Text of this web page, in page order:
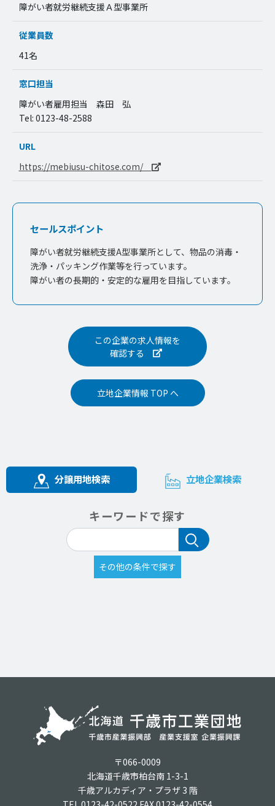
障がい者就労継続支援Ａ型事業所
従業員数
41名
窓口担当
障がい者雇用担当 森田 弘
Tel: 0123-48-2588
URL
https://mebiusu-chitose.com/
セールスポイント
障がい者就労継続支援A型事業所として、物品の消毒・
洗浄・パッキング作業等を行っています。
障がい者の長期的・安定的な雇用を目指しています。
この企業の求人情報を
確認する
立地企業情報 TOP へ
分譲用地検索 立地企業検索
キーワードで探す
〒066-0009
北海道千歳市柏台南 1-3-1
千歳アルカディア・プラザ 3 階